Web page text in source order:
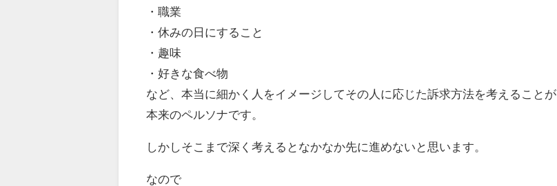
・職業
・休みの日にすること
・趣味
・好きな食べ物
など、本当に細かく人をイメージしてその人に応じた訴求方法を考えることが
本来のペルソナです。
しかしそこまで深く考えるとなかなか先に進めないと思います。
なので